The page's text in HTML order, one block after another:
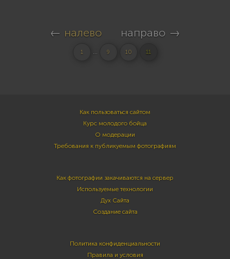
← налево направо →
1 ... 9 10 11
Как пользоваться сайтом
Курс молодого бойца
О модерации
Требования к публикуемым фотографиям
Как фотографии закачиваются на сервер
Используемые технологии
Дух Сайта
Создание сайта
Политика конфиденциальности
Правила и условия